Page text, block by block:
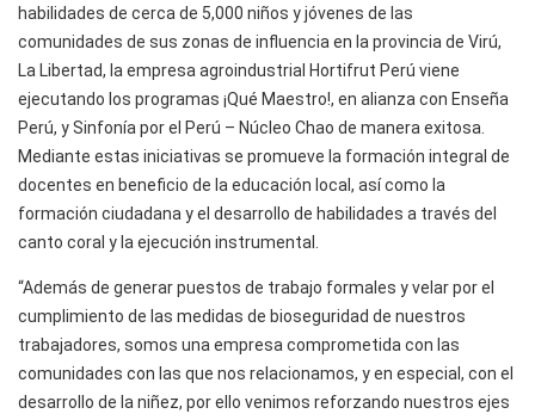
habilidades de cerca de 5,000 niños y jóvenes de las
comunidades de sus zonas de influencia en la provincia de Virú,
La Libertad, la empresa agroindustrial Hortifrut Perú viene
ejecutando los programas ¡Qué Maestro!, en alianza con Enseña
Perú, y Sinfonía por el Perú – Núcleo Chao de manera exitosa.
Mediante estas iniciativas se promueve la formación integral de
docentes en beneficio de la educación local, así como la
formación ciudadana y el desarrollo de habilidades a través del
canto coral y la ejecución instrumental.
“Además de generar puestos de trabajo formales y velar por el
cumplimiento de las medidas de bioseguridad de nuestros
trabajadores, somos una empresa comprometida con las
comunidades con las que nos relacionamos, y en especial, con el
desarrollo de la niñez, por ello venimos reforzando nuestros ejes